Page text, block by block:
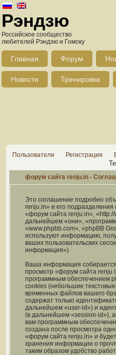
Рэндзю
Российское сообщество
любителей Рэндзю и Гомоку
Главная Форум
Новости Тренировка
Пользователи Регистрация
форум сайта renju.in -
Это соглашение подробно
renju.in» и его
«форум сайта renju.in»,
дальнейшем «они»,
«www.phpbb.com», «phpBB
используют информацию,
ваших пользовательских
информация»).
Ваша информация
просмотр «форум сайта
программным обеспечением
cookies (небольшие
временных файлов вашего
содержат только
дальнейшем «user-id») и
(в дальнейшем «session-id»),
вам программным
создана после просмотра
«форум сайта renju.in» и
хранения информации о
таким образом удобство